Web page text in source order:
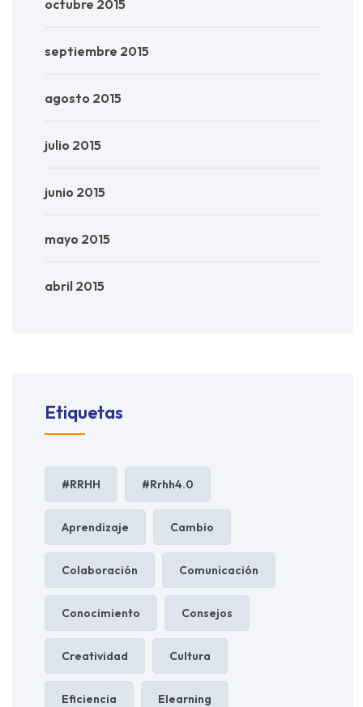
octubre 2015
septiembre 2015
agosto 2015
julio 2015
junio 2015
mayo 2015
abril 2015
Etiquetas
#RRHH #rrhh4.0
Aprendizaje Cambio
Colaboración Comunicación
Conocimiento Consejos
Creatividad Cultura
Eficiencia Elearning